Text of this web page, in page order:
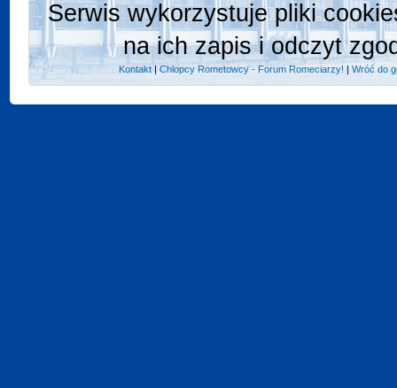
Serwis wykorzystuje pliki
na ich zapis i odczyt
Kontakt |Chlopcy Rometowcy - Forum Romeciarzy! |Wróć do